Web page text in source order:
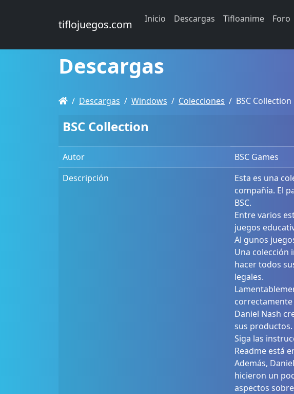
tiflojuegos.com Inicio Descargas Tifloanime Foro
Descargas
Descargas Windows Colecciones BSC Collection
BSC Collection
Autor
BSC Games
Descripción
Esta es una
compañía. El
BSC.
Entre varios
juegos
Al gunos
Una colección
hacer todos
legales.
Daniel Nash
sus productos.
Siga las
Readme está
Además,
hicieron un
aspectos